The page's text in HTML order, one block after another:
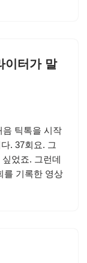
이터가 말
음 틱톡을 시작
. 37회요. 그
싶었죠. 그런데
를 기록한 영상